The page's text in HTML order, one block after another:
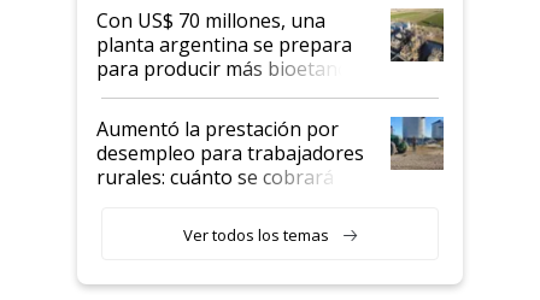
Con US$ 70 millones, una
planta argentina se prepara
para producir más bioetanol
que nunca
Aumentó la prestación por
desempleo para trabajadores
rurales: cuánto se cobrará
Ver todos los temas